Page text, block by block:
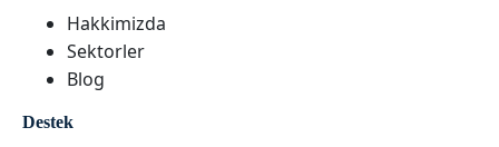
Hakkimizda
Sektorler
Blog
Destek